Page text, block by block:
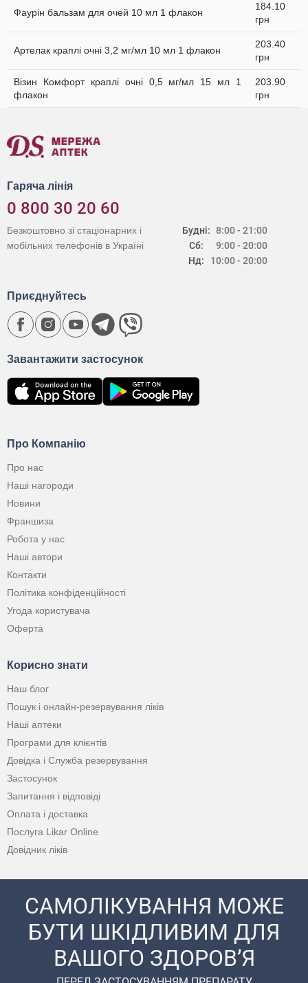
Фаурін бальзам для очей 10 мл 1 флакон
184.10
грн
Артелак краплі очні 3,2 мг/мл 10 мл 1 флакон
203.40
грн
Візин Комфорт краплі очні 0,5 мг/мл 15 мл 1
флакон
203.90
грн
Гаряча лінія
0 800 30 20 60
Будні:
Сб:
Нд:
8:00 - 21:00
9:00 - 20:00
10:00 - 20:00
Безкоштовно зі стаціонарних і
мобільних телефонів в Україні
Про Компанію
Про нас
Наші нагороди
Новини
Франшиза
Робота у нас
Наші автори
Контакти
Політика конфіденційності
Угода користувача
Оферта
Корисно знати
Наш блог
Пошук і онлайн-резервування ліків
Наші аптеки
Програми для клієнтів
Довідка і Служба резервування
Застосунок
Запитання і відповіді
Оплата і доставка
Послуга Likar Online
Довідник ліків
Завантажити застосунок
Приєднуйтесь
САМОЛІКУВАННЯ МОЖЕ
БУТИ ШКІДЛИВИМ ДЛЯ
ВАШОГО ЗДОРОВ’Я